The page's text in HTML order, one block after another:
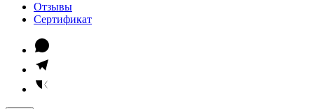
Отзывы
Сертификат